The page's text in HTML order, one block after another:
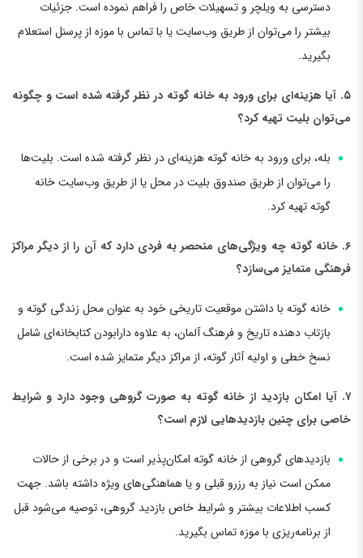
دسترسی به ویلچر و تسهیلات خاص را فراهم نموده است. جزئیات
بیشتر را می‌توان از طریق وب‌سایت یا با تماس با موزه از پرسنل استعلام
بگیرید.
۵. آیا هزینه‌ای برای ورود به خانه گوته در نظر گرفته شده است و چگونه
می‌توان بلیت تهیه کرد؟
بله، برای ورود به خانه گوته هزینه‌ای در نظر گرفته شده است. بلیت‌ها
را می‌توان از طریق صندوق بلیت در محل یا از طریق وب‌سایت خانه
گوته تهیه کرد.
۶. خانه گوته چه ویژگی‌های منحصر به فردی دارد که آن را از دیگر مراکز
فرهنگی متمایز می‌سازد؟
خانه گوته با داشتن موقعیت تاریخی خود به عنوان محل زندگی گوته و
بازتاب دهنده تاریخ و فرهنگ آلمان، به علاوه دارابودن کتابخانه‌ای شامل
نسخ خطی و اولیه آثار گوته، از مراکز دیگر متمایز شده‌ است.
۷. آیا امکان بازدید از خانه گوته به صورت گروهی وجود دارد و شرایط
خاصی برای چنین بازدیدهایی لازم است؟
بازدیدهای گروهی از خانه گوته امکان‌پذیر است و در برخی از حالات
ممکن است نیاز به رزرو قبلی و یا هماهنگی‌های ویژه داشته باشد. جهت
کسب اطلاعات بیشتر و شرایط خاص بازدید گروهی، توصیه می‌شود قبل
از برنامه‌ریزی با موزه تماس بگیرید.